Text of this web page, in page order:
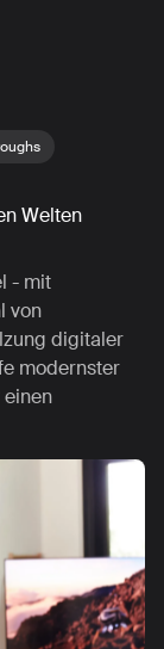
Welten
- mit
von
digitaler
modernster
einen